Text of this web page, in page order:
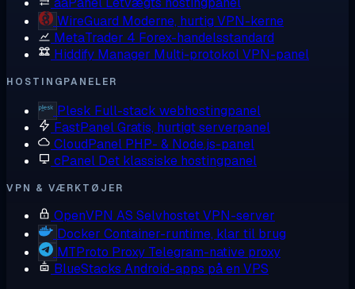
WireGuard Moderne, hurtig VPN-kerne
MetaTrader 4 Forex-handelsstandard
Hiddify Manager Multi-protokol VPN-panel
HOSTINGPANELER
Plesk Full-stack webhostingpanel
FastPanelGratis, hurtigt serverpanel
CloudPanel PHP- & Node.js-panel
cPanel Det klassiske hostingpanel
VPN & VÆRKTØJER
OpenVPN AS Selvhostet VPN-server
Docker Container-runtime, klar til brug
MTProto Proxy Telegram-native proxy
BlueStacks Android-apps på en VPS